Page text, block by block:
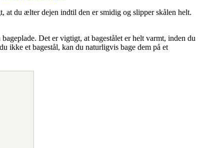
at du ælter dejen indtil den er smidig og slipper skålen helt.
Det er vigtigt, at bagestålet er helt varmt, inden du
ikke et bagestål, kan du naturligvis bage dem på et